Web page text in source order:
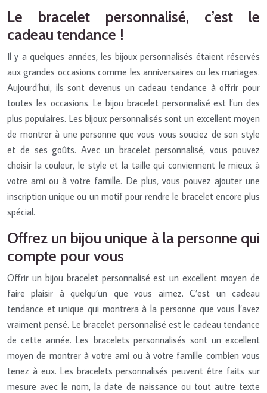
Le bracelet personnalisé, c’est le
cadeau tendance !
Il y a quelques années, les bijoux personnalisés étaient réservés
aux grandes occasions comme les anniversaires ou les mariages.
Aujourd’hui, ils sont devenus un cadeau tendance à offrir pour
toutes les occasions. Le bijou bracelet personnalisé est l’un des
plus populaires. Les bijoux personnalisés sont un excellent moyen
de montrer à une personne que vous vous souciez de son style
et de ses goûts. Avec un bracelet personnalisé, vous pouvez
choisir la couleur, le style et la taille qui conviennent le mieux à
votre ami ou à votre famille. De plus, vous pouvez ajouter une
inscription unique ou un motif pour rendre le bracelet encore plus
spécial.
Offrez un bijou unique à la personne qui
compte pour vous
Offrir un bijou bracelet personnalisé est un excellent moyen de
faire plaisir à quelqu’un que vous aimez. C’est un cadeau
tendance et unique qui montrera à la personne que vous l’avez
vraiment pensé. Le bracelet personnalisé est le cadeau tendance
de cette année. Les bracelets personnalisés sont un excellent
moyen de montrer à votre ami ou à votre famille combien vous
tenez à eux. Les bracelets personnalisés peuvent être faits sur
mesure avec le nom, la date de naissance ou tout autre texte